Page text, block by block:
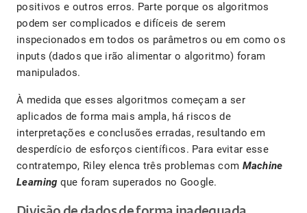
positivos e outros erros. Parte porque os algoritmos
podem ser complicados e difíceis de serem
inspecionados em todos os parâmetros ou em como os
inputs (dados que irão alimentar o algoritmo) foram
manipulados.
À medida que esses algoritmos começam a ser
aplicados de forma mais ampla, há riscos de
interpretações e conclusões erradas, resultando em
desperdício de esforços científicos. Para evitar esse
contratempo, Riley elenca três problemas com Machine
Learning que foram superados no Google.